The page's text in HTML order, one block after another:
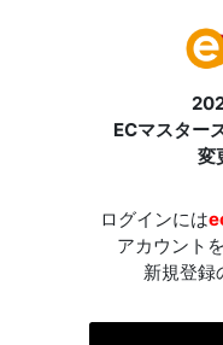
ECマスター
変
ログインには
アカウント
新規登録